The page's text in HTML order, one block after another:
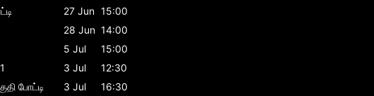
27 Jun 15:00
28 Jun 14:00
5 Jul
15:00
3 Jul
12:30
போட்டி 3 Jul
16:30